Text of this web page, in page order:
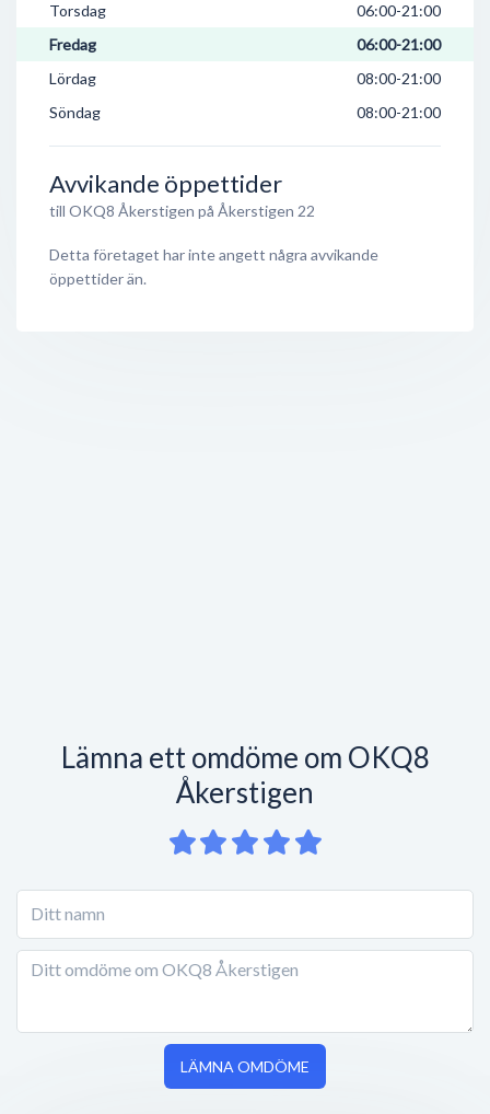
Torsdag
06:00-21:00
Fredag
06:00-21:00
Lördag
08:00-21:00
Söndag
08:00-21:00
Avvikande öppettider
till OKQ8 Åkerstigen på Åkerstigen 22
Detta företaget har inte angett några avvikande
öppettider än.
Lämna ett omdöme om OKQ8
Åkerstigen
LÄMNA OMDÖME